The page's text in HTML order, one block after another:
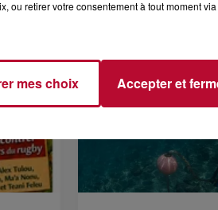
vous
bout
ou retirer votre consentement à tout moment
mes choix Accepter et